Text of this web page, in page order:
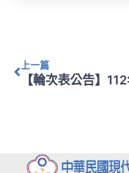
上一篇